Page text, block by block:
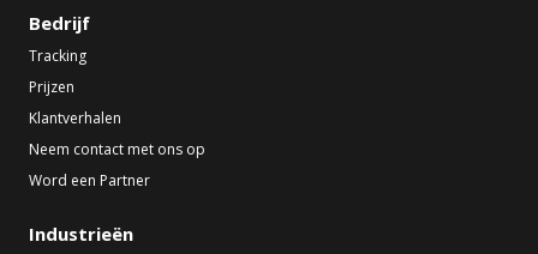
Bedrijf
Tracking
Prijzen
Klantverhalen
Neem contact met ons op
Word een Partner
Industrieën